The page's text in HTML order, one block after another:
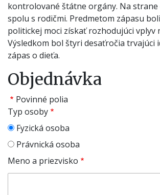
kontrolované štátne orgány. Na
spolu s rodičmi. Predmetom zápasu
politickej moci získať rozhodujúci vplyv
Výsledkom bol štyri desaťročia trvajúci
zápas o dieťa.
Objednávka
Povinné polia
Typ osoby
Fyzická osoba
Právnická osoba
Meno a priezvisko